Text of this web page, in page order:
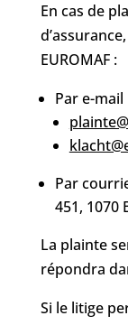
En cas de
EUROMAF :
Par e-mail
Par
451, 1070
La plainte
répondra
Si le litige